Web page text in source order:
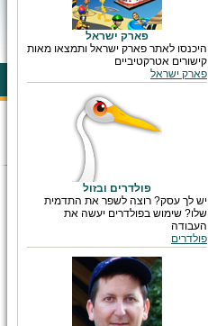
פארק ישראל
היכנסו לאתר פארק ישראל ותמצאו מאות
קישורים אטרקטיביים
פארק ישראל
פולדרים ובזול
יש לך עסק? רוצה לשפר את התדמית
שלו? שימוש בפולדרים יעשה את
העבודה
פולדרים